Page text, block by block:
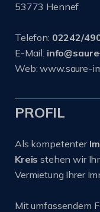
53773 Hennef
Telefon: 02242/
E-Mail:
Web: www.saure-
PROFIL
Als kompetenter
Kreisstehen wir
Vermietung Ihrer
Mit umfassendem